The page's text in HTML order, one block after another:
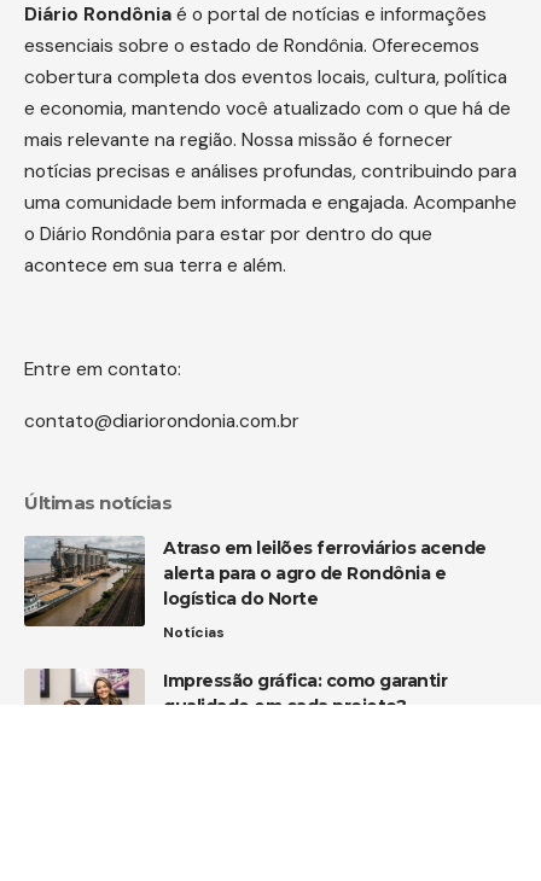
Diário Rondôniaé o portal de notícias e informações
essenciais sobre o estado de Rondônia. Oferecemos
cobertura completa dos eventos locais, cultura, política
e economia, mantendo você atualizado com o que há de
mais relevante na região. Nossa missão é fornecer
notícias precisas e análises profundas, contribuindo para
uma comunidade bem informada e engajada. Acompanhe
o Diário Rondônia para estar por dentro do que
acontece em sua terra e além.
Entre em contato:
contato@diariorondonia.com.br
Últimas notícias
Atraso em leilões ferroviários acende
alerta para o agro de Rondônia e
logística do Norte
Notícias
Impressão gráfica: como garantir
qualidade em cada projeto?